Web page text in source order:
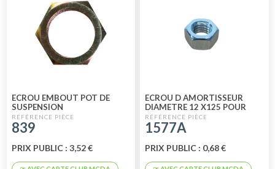
ECROU EMBOUT POT DE
SUSPENSION
839
PRIX PUBLIC : 3,52 €
ECROU D AMORTISSEUR
DIAMETRE 12 X125 POUR
GOUJON ET SUPPORT
ARRIERE 750
1577A
PRIX PUBLIC : 0,68 €